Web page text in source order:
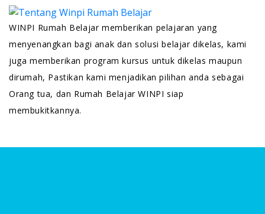
WINPI Rumah Belajar memberikan pelajaran yang
menyenangkan bagi anak dan solusi belajar dikelas, kami
juga memberikan program kursus untuk dikelas maupun
dirumah, Pastikan kami menjadikan pilihan anda sebagai
Orang tua, dan Rumah Belajar WINPI siap
membukitkannya.